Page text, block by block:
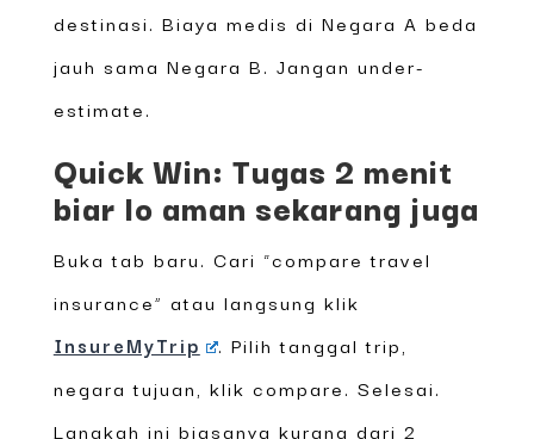
destinasi. Biaya medis di Negara A beda
jauh sama Negara B. Jangan under-
estimate.
Quick Win: Tugas 2 menit
biar lo aman sekarang juga
Buka tab baru. Cari “compare travel
insurance” atau langsung klik
InsureMyTrip
. Pilih tanggal trip,
negara tujuan, klik compare. Selesai.
Langkah ini biasanya kurang dari 2